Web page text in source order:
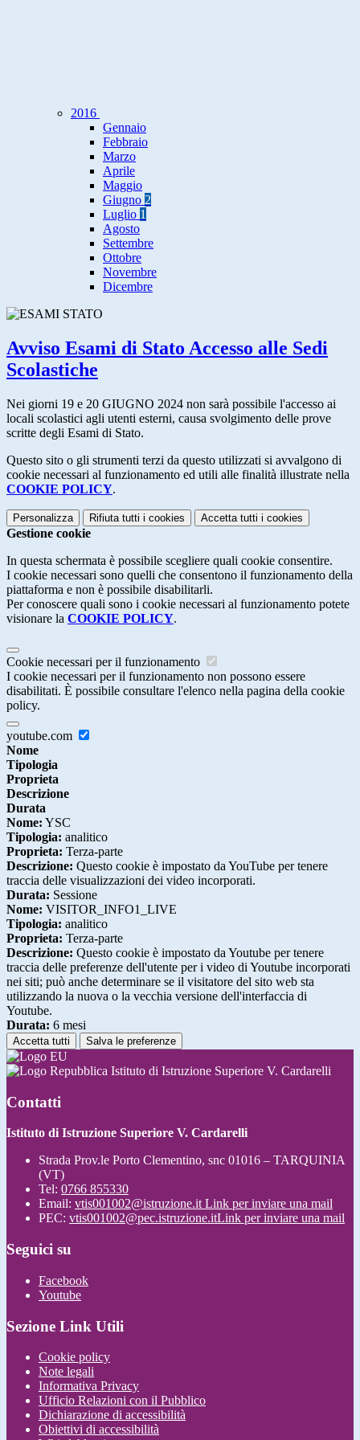
2016
Gennaio
Febbraio
Marzo
Aprile
Maggio
Giugno 2
Luglio 1
Agosto
Settembre
Ottobre
Novembre
Dicembre
Avviso Esami di Stato Accesso alle Sedi
Scolastiche
Nei giorni 19 e 20 GIUGNO 2024 non sarà possibile l'accesso ai
locali scolastici agli utenti esterni, causa svolgimento delle prove
scritte degli Esami di Stato.
Questo sito o gli strumenti terzi da questo utilizzati si avvalgono di
cookie necessari al funzionamento ed utili alle finalità illustrate nella
COOKIE POLICY.
Personalizza Rifiuta tutti i cookies Accetta tutti i cookies
Gestione cookie
In questa schermata è possibile scegliere quali cookie consentire.
I cookie necessari sono quelli che consentono il funzionamento della
piattaforma e non è possibile disabilitarli.
Per conoscere quali sono i cookie necessari al funzionamento potete
visionare la COOKIE POLICY.
Cookie necessari per il funzionamento
I cookie necessari per il funzionamento non possono essere
disabilitati. È possibile consultare l'elenco nella pagina della cookie
policy.
youtube.com
Nome
Tipologia
Proprieta
Descrizione
Durata
Nome: YSC
Tipologia: analitico
Proprieta: Terza-parte
Descrizione: Questo cookie è impostato da YouTube per tenere
traccia delle visualizzazioni dei video incorporati.
Durata: Sessione
Nome: VISITOR_INFO1_LIVE
Tipologia: analitico
Proprieta: Terza-parte
Descrizione: Questo cookie è impostato da Youtube per tenere
traccia delle preferenze dell'utente per i video di Youtube incorporati
nei siti; può anche determinare se il visitatore del sito web sta
utilizzando la nuova o la vecchia versione dell'interfaccia di
Youtube.
Durata: 6 mesi
Accetta tutti Salva le preferenze
Istituto di Istruzione Superiore V. Cardarelli
Contatti
Istituto di Istruzione Superiore V. Cardarelli
Strada Prov.le Porto Clementino, snc 01016 – TARQUINIA
(VT)
Tel: 0766 855330
Email: vtis001002@istruzione.it Link per inviare una mail
PEC: vtis001002@pec.istruzione.itLink per inviare una mail
Seguici su
Facebook
Youtube
Sezione Link Utili
Cookie policy
Note legali
Informativa Privacy
Ufficio Relazioni con il Pubblico
Dichiarazione di accessibilità
Obiettivi di accessibilità